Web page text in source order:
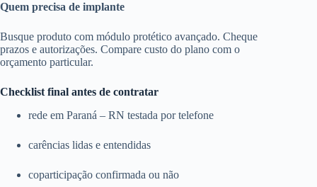
Quem precisa de implante
Busque produto com módulo protético avançado. Cheque
prazos e autorizações. Compare custo do plano com o
orçamento particular.
Checklist final antes de contratar
rede em Paraná – RN testada por telefone
carências lidas e entendidas
coparticipação confirmada ou não